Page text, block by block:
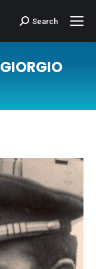
Cerca:Search
GIORGIO